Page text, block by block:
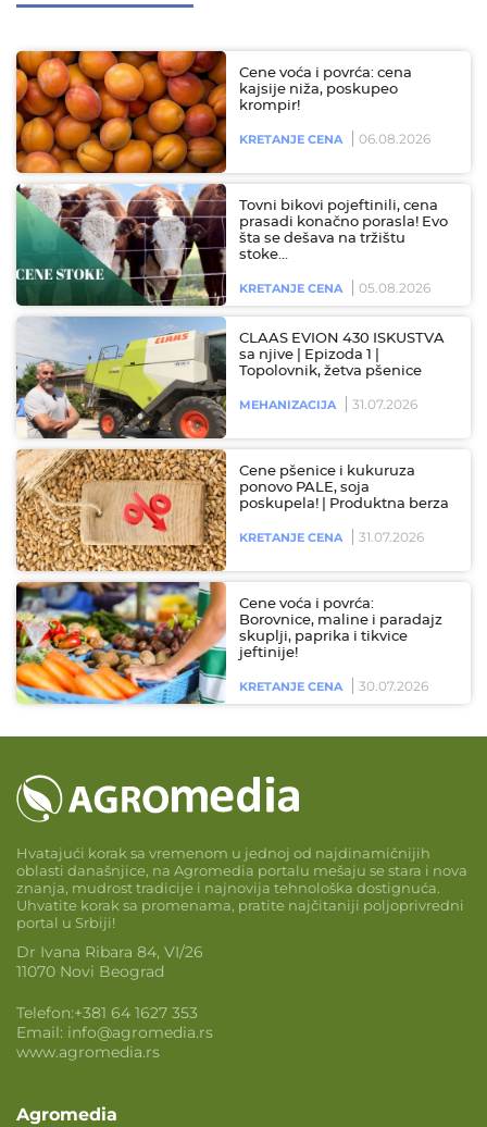
Cene voća i povrća: cena
kajsije niža, poskupeo
krompir!
KRETANJE CENA 06.08.2026
Tovni bikovi pojeftinili, cena
prasadi konačno porasla! Evo
šta se dešava na tržištu
stoke…
KRETANJE CENA 05.08.2026
CLAAS EVION 430 ISKUSTVA
sa njive | Epizoda 1 |
Topolovnik, žetva pšenice
MEHANIZACIJA 31.07.2026
Cene pšenice i kukuruza
ponovo PALE, soja
poskupela! | Produktna berza
KRETANJE CENA 31.07.2026
Cene voća i povrća:
Borovnice, maline i paradajz
skuplji, paprika i tikvice
jeftinije!
KRETANJE CENA 30.07.2026
Hvatajući korak sa vremenom u jednoj od najdinamičnijih
oblasti današnjice, na Agromedia portalu mešaju se stara i nova
znanja, mudrost tradicije i najnovija tehnološka dostignuća.
Uhvatite korak sa promenama, pratite najčitaniji poljoprivredni
portal u Srbiji!
Dr Ivana Ribara 84, VI/26
11070 Novi Beograd
Telefon:+381 64 1627 353
Email: info@agromedia.rs
www.agromedia.rs
Agromedia